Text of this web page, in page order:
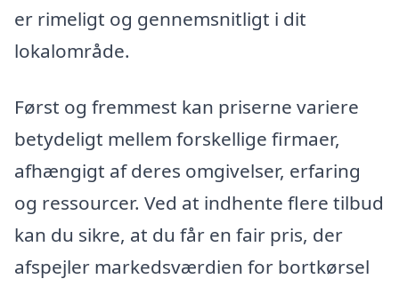
er rimeligt og gennemsnitligt i dit
lokalområde.
Først og fremmest kan priserne variere
betydeligt mellem forskellige firmaer,
afhængigt af deres omgivelser, erfaring
og ressourcer. Ved at indhente flere tilbud
kan du sikre, at du får en fair pris, der
afspejler markedsværdien for bortkørsel